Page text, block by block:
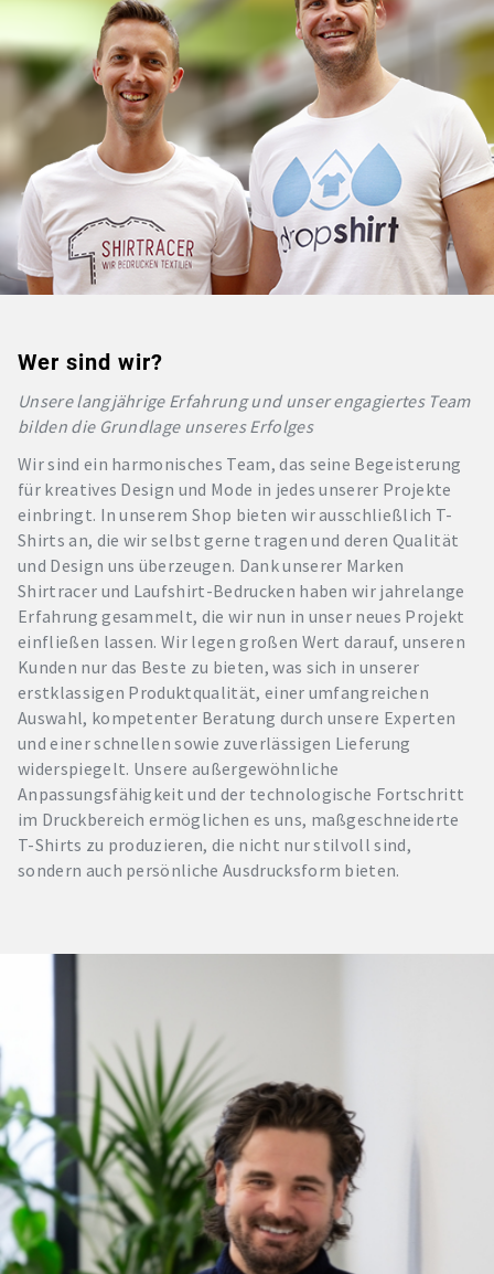
Wer sind wir?
Unsere langjährige Erfahrung und unser engagiertes Team
bilden die Grundlage unseres Erfolges
Wir sind ein harmonisches Team, das seine Begeisterung
für kreatives Design und Mode in jedes unserer Projekte
einbringt. In unserem Shop bieten wir ausschließlich T-
Shirts an, die wir selbst gerne tragen und deren Qualität
und Design uns überzeugen. Dank unserer Marken
Shirtracer und Laufshirt-Bedrucken haben wir jahrelange
Erfahrung gesammelt, die wir nun in unser neues Projekt
einfließen lassen. Wir legen großen Wert darauf, unseren
Kunden nur das Beste zu bieten, was sich in unserer
erstklassigen Produktqualität, einer umfangreichen
Auswahl, kompetenter Beratung durch unsere Experten
und einer schnellen sowie zuverlässigen Lieferung
widerspiegelt. Unsere außergewöhnliche
Anpassungsfähigkeit und der technologische Fortschritt
im Druckbereich ermöglichen es uns, maßgeschneiderte
T-Shirts zu produzieren, die nicht nur stilvoll sind,
sondern auch persönliche Ausdrucksform bieten.